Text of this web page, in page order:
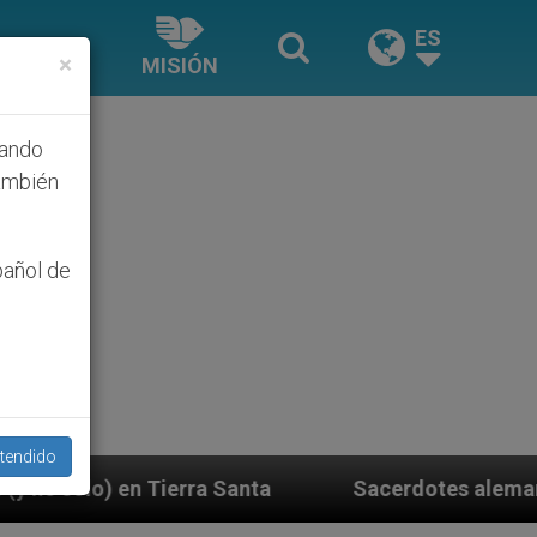
MISIÓN
ES
Sacerdotes alemanes fieles al Papa
×
de